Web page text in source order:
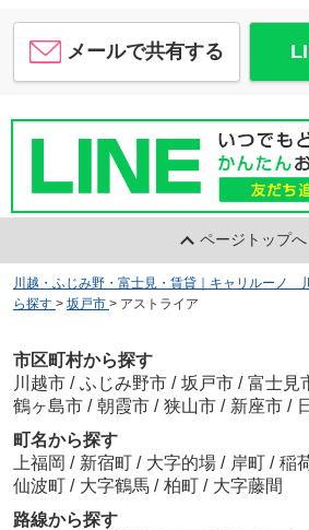
メールで共有する
ページトップへ
川越・ふじみ野・富士見・賃貸｜キャリルーノ
ら探す > 坂戸市 > アストライア
市区町村から探す
川越市 / ふじみ野市 / 坂戸市 / 富士見
鶴ヶ島市 / 朝霞市 / 狭山市 / 新座市 /
町名から探す
上福岡 / 新宿町 / 大字的場 / 岸町 / 稲
仙波町 / 大字鶴馬 / 柏町 / 大字藤間
路線から探す